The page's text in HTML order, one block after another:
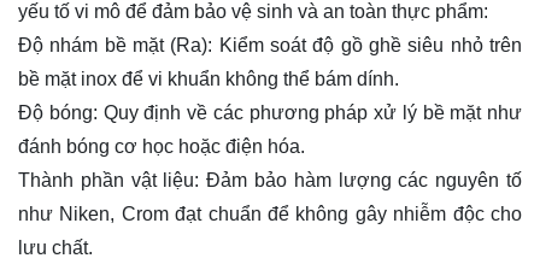
yếu tố vi mô để đảm bảo vệ sinh và an toàn thực phẩm:
Độ nhám bề mặt (Ra): Kiểm soát độ gồ ghề siêu nhỏ trên
bề mặt inox để vi khuẩn không thể bám dính.
Độ bóng: Quy định về các phương pháp xử lý bề mặt như
đánh bóng cơ học hoặc điện hóa.
Thành phần vật liệu: Đảm bảo hàm lượng các nguyên tố
như Niken, Crom đạt chuẩn để không gây nhiễm độc cho
lưu chất.